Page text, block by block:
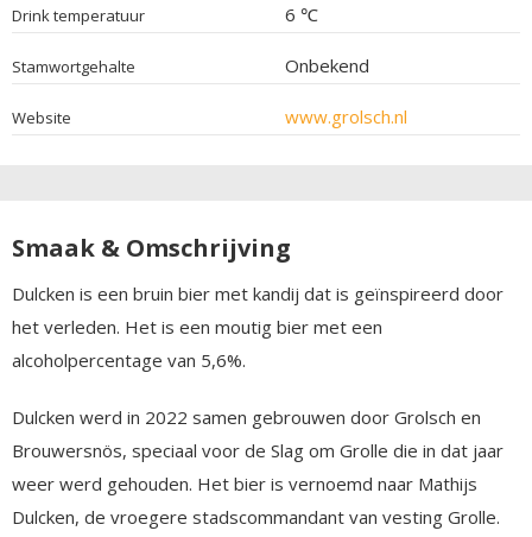
Drink temperatuur 6 ℃
Stamwortgehalte Onbekend
Website www.grolsch.nl
Smaak & Omschrijving
Dulcken is een bruin bier met kandij dat is geïnspireerd door
het verleden. Het is een moutig bier met een
alcoholpercentage van 5,6%.
Dulcken werd in 2022 samen gebrouwen door Grolsch en
Brouwersnös, speciaal voor de Slag om Grolle die in dat jaar
weer werd gehouden. Het bier is vernoemd naar Mathijs
Dulcken, de vroegere stadscommandant van vesting Grolle.